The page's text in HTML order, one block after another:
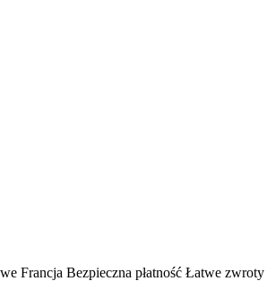
Francja Bezpieczna płatność Łatwe zwroty